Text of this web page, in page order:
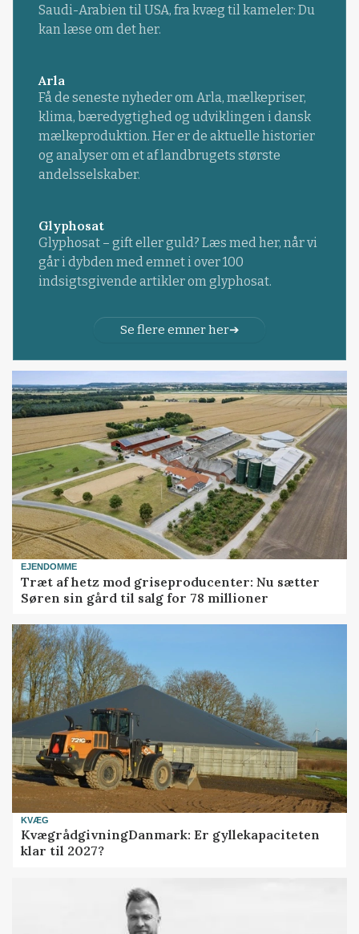
Saudi-Arabien til USA, fra kvæg til kameler: Du
kan læse om det her.
Arla
Få de seneste nyheder om Arla, mælkepriser,
klima, bæredygtighed og udviklingen i dansk
mælkeproduktion. Her er de aktuelle historier
og analyser om et af landbrugets største
andelsselskaber.
Glyphosat
Glyphosat – gift eller guld? Læs med her, når vi
går i dybden med emnet i over 100
indsigtsgivende artikler om glyphosat.
Se flere emner her
EJENDOMME
Træt af hetz mod griseproducenter: Nu sætter
Søren sin gård til salg for 78 millioner
KVÆG
KvægrådgivningDanmark: Er gyllekapaciteten
klar til 2027?